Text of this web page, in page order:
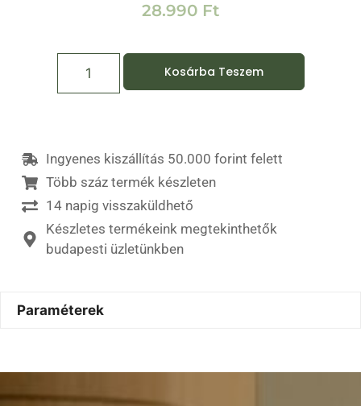
28.990 Ft
Kosárba Teszem
Ingyenes kiszállítás 50.000 forint felett
Több száz termék készleten
14 napig visszaküldhető
Készletes termékeink megtekinthetők
budapesti üzletünkben
Paraméterek